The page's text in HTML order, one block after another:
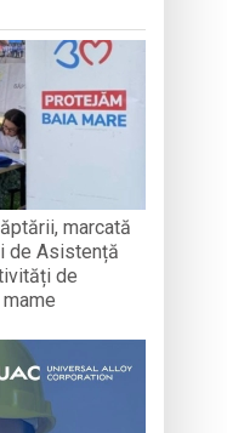
marcată
de Asistență
de